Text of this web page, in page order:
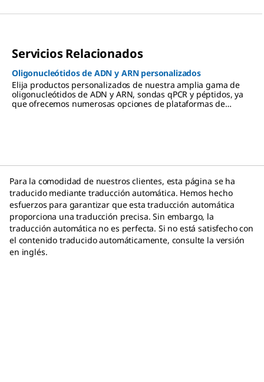
Servicios Relacionados
Oligonucleótidos de ADN y ARN personalizados
Elija productos personalizados de nuestra amplia gama de
oligonucleótidos de ADN y ARN, sondas qPCR y péptidos, ya
que ofrecemos numerosas opciones de plataformas de
Para la comodidad de nuestros clientes, esta página se ha
traducido mediante traducción automática. Hemos hecho
esfuerzos para garantizar que esta traducción automática
proporciona una traducción precisa. Sin embargo, la
traducción automática no es perfecta. Si no está satisfecho con
el contenido traducido automáticamente, consulte la versión
en inglés.